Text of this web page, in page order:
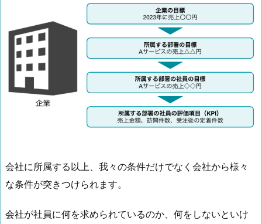
会社に所属する以上、我々の条件だけでなく会社から様々
な条件が突きつけられます。
会社が社員に何を求められているのか、何をしないといけ